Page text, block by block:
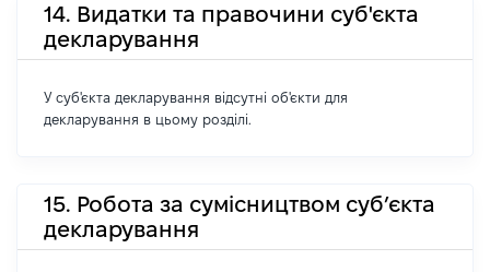
14. Видатки та правочини суб'єкта
декларування
У суб'єкта декларування відсутні об'єкти для
декларування в цьому розділі.
15. Робота за сумісництвом суб’єкта
декларування